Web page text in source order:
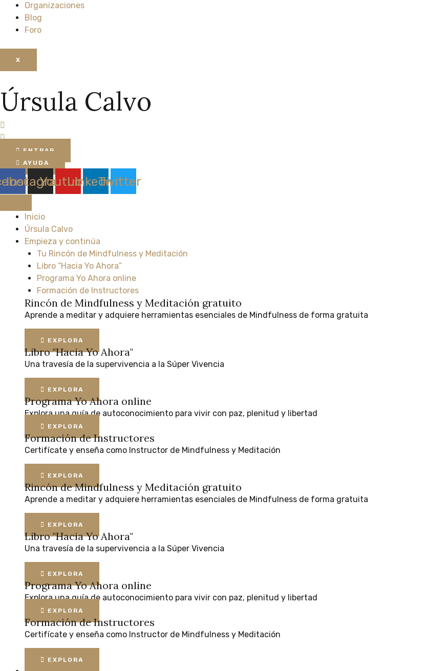
Organizaciones
Blog
Foro
X
Úrsula Calvo
ENTRAR
AYUDA
Instagram
YoutubeLinkedinTwitter
Inicio
Úrsula Calvo
Empieza y continúa
Tu Rincón de Mindfulness y Meditación
Libro “Hacia Yo Ahora”
Programa Yo Ahora online
Formación de Instructores
Rincón de Mindfulness y Meditación gratuito
Aprende a meditar y adquiere herramientas esenciales de Mindfulness de forma gratuita
EXPLORA
Libro "Hacia Yo Ahora"
Una travesía de la supervivencia a la Súper Vivencia
EXPLORA
Programa Yo Ahora online
Explora una guía de autoconocimiento para vivir con paz, plenitud y libertad
EXPLORA
Formación de Instructores
Certifícate y enseña como Instructor de Mindfulness y Meditación
EXPLORA
Rincón de Mindfulness y Meditación gratuito
Aprende a meditar y adquiere herramientas esenciales de Mindfulness de forma gratuita
EXPLORA
Libro "Hacia Yo Ahora"
Una travesía de la supervivencia a la Súper Vivencia
EXPLORA
Programa Yo Ahora online
Explora una guía de autoconocimiento para vivir con paz, plenitud y libertad
EXPLORA
Formación de Instructores
Certifícate y enseña como Instructor de Mindfulness y Meditación
EXPLORA